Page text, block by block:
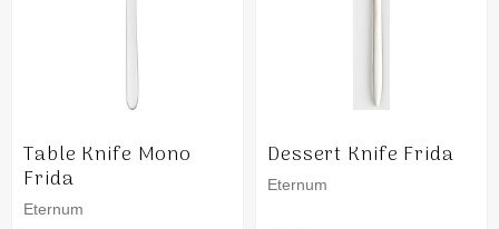
Table Knife Mono
Frida
Eternum
Dessert Knife Frida
Eternum